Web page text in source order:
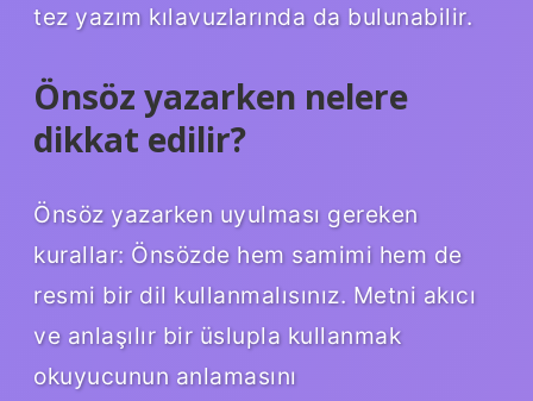
tez yazım kılavuzlarında da bulunabilir.
Önsöz yazarken nelere
dikkat edilir?
Önsöz yazarken uyulması gereken
kurallar: Önsözde hem samimi hem de
resmi bir dil kullanmalısınız. Metni akıcı
ve anlaşılır bir üslupla kullanmak
okuyucunun anlamasını